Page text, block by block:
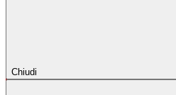
Chiudi